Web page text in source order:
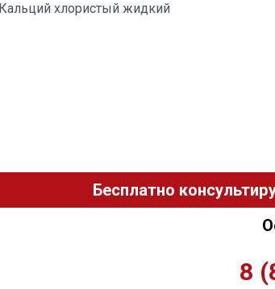
Кальций хлористый жидкий
Бесплатно
8